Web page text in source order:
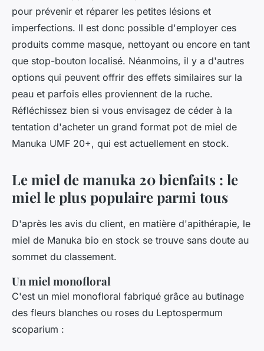
pour prévenir et réparer les petites lésions et
imperfections. Il est donc possible d'employer ces
produits comme masque, nettoyant ou encore en tant
que stop-bouton localisé. Néanmoins, il y a d'autres
options qui peuvent offrir des effets similaires sur la
peau et parfois elles proviennent de la ruche.
Réfléchissez bien si vous envisagez de céder à la
tentation d'acheter un grand format pot de miel de
Manuka UMF 20+, qui est actuellement en stock.
Le miel de manuka 20 bienfaits : le
miel le plus populaire parmi tous
D'après les avis du client, en matière d'apithérapie, le
miel de Manuka bio en stock se trouve sans doute au
sommet du classement.
Un miel monofloral
C'est un miel monofloral fabriqué grâce au butinage
des fleurs blanches ou roses du Leptospermum
scoparium :